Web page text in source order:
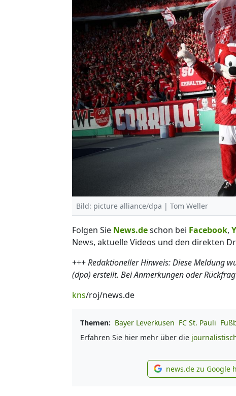
Bild: picture alliance/dpa | Tom Weller
Folgen Sie News.deschon bei Facebook,
News, aktuelle Videos und den direkten
+++Redaktioneller Hinweis: Diese Meldung
(dpa) erstellt. Bei Anmerkungen oder
kns/roj/news.de
Themen: Bayer Leverkusen FC St. Pauli
Erfahren Sie hier mehr über die
news.de zu Google